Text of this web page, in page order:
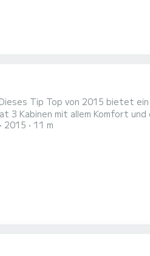
Tip Top von 2015 bietet
sein, um einen einzigartigen
2015 11 m